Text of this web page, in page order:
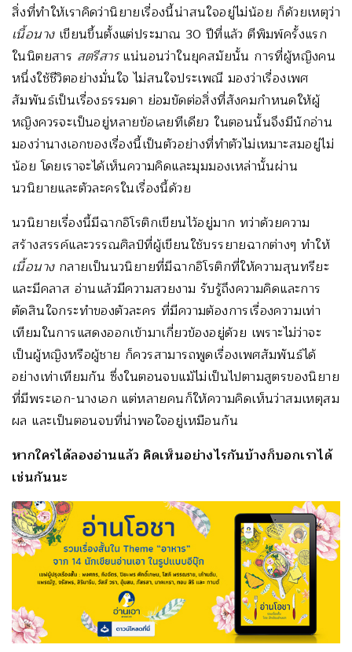
สิ่งที่ทำให้เราคิดว่านิยายเรื่องนี้น่าสนใจอยู่ไม่น้อย ก็ด้วยเหตุว่า
เนื้อนาง เขียนขึ้นตั้งแต่ประมาณ 30 ปีที่แล้ว ตีพิมพ์ครั้งแรก
ในนิตยสาร สตรีสารแน่นอนว่าในยุคสมัยนั้น การที่ผู้หญิงคน
หนึ่งใช้ชีวิตอย่างมั่นใจ ไม่สนใจประเพณี มองว่าเรื่องเพศ
สัมพันธ์เป็นเรื่องธรรมดา ย่อมขัดต่อสิ่งที่สังคมกำหนดให้ผู้
หญิงควรจะเป็นอยู่หลายข้อเลยทีเดียว ในตอนนั้นจึงมีนักอ่าน
มองว่านางเอกของเรื่องนี้เป็นตัวอย่างที่ทำตัวไม่เหมาะสมอยู่ไม่
น้อย โดยเราจะได้เห็นความคิดและมุมมองเหล่านั้นผ่าน
นวนิยายและตัวละครในเรื่องนี้ด้วย
นวนิยายเรื่องนี้มีฉากอิโรติกเขียนไว้อยู่มาก ทว่าด้วยความ
สร้างสรรค์และวรรณศิลป์ที่ผู้เขียนใช้บรรยายฉากต่างๆ ทำให้
เนื้อนาง กลายเป็นนวนิยายที่มีฉากอิโรติกที่ให้ความสุนทรียะ
และมีคลาส อ่านแล้วมีความสวยงาม รับรู้ถึงความคิดและการ
ตัดสินใจกระทำของตัวละคร ที่มีความต้องการเรื่องความเท่า
เทียมในการแสดงออกเข้ามาเกี่ยวข้องอยู่ด้วย เพราะไม่ว่าจะ
เป็นผู้หญิงหรือผู้ชาย ก็ควรสามารถพูดเรื่องเพศสัมพันธ์ได้
อย่างเท่าเทียมกัน ซึ่งในตอนจบแม้ไม่เป็นไปตามสูตรของนิยาย
ที่มีพระเอก-นางเอก แต่หลายคนก็ให้ความคิดเห็นว่าสมเหตุสม
ผล และเป็นตอนจบที่น่าพอใจอยู่เหมือนกัน
หากใครได้ลองอ่านแล้ว คิดเห็นอย่างไรกันบ้างก็บอกเราได้
เช่นกันนะ